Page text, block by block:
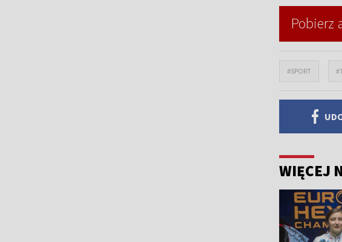
Pobierz
#SPORT
WIĘCEJ